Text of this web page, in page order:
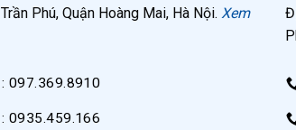
Phú, Quận Hoàng Mai, Hà Nội. Xem
097.369.8910
0935.459.166